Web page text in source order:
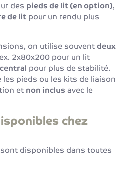
des pieds de lit (en option),
de lit pour un rendu plus
on utilise souvent deux
2x80x200 pour un lit
pour plus de stabilité.
les pieds ou les kits de liaison
et non inclus avec le
chez
sont disponibles dans toutes